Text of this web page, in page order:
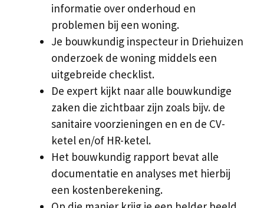
informatie over onderhoud en
problemen bij een woning.
Je bouwkundig inspecteur in Driehuizen
onderzoek de woning middels een
uitgebreide checklist.
De expert kijkt naar alle bouwkundige
zaken die zichtbaar zijn zoals bijv. de
sanitaire voorzieningen en en de CV-
ketel en/of HR-ketel.
Het bouwkundig rapport bevat alle
documentatie en analyses met hierbij
een kostenberekening.